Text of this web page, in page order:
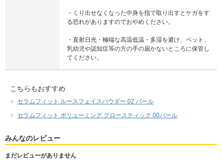
・くり出せなくなった中身を指で取り出すとケガをす
る恐れがありますのでおやめください。
・直射日光・極端な高温低温・多湿を避け、ペット、
乳幼児や認知症等の方の手の届かないところに保管し
てください。
こちらもおすすめ
セラムフィット ルースフェイスパウダー 02 パール
セラムフィット ボリューミング グロースティック 00パール
みんなのレビュー
まだレビューがありません